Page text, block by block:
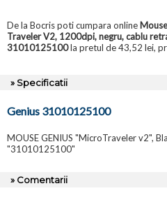
De la Bocris poti cumpara online
Traveler V2, 1200dpi, negru, cablu
31010125100la pretul de 43,52 lei,
» Specificatii
Genius 31010125100
MOUSE GENIUS "MicroTraveler v2",
"31010125100"
» Comentarii